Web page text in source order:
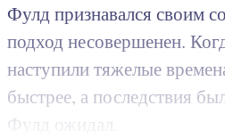
Фулд признавался своим
подход несовершенен.
наступили тяжелые
быстрее, а последствия
Фулд ожидал.